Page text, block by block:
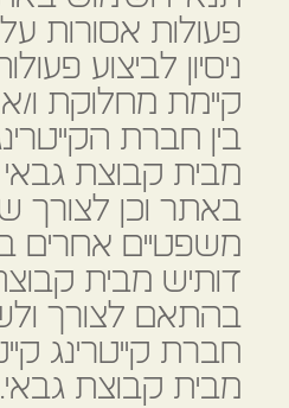
פעולות אסורות
ניסיון לביצוע
קיימת מחלוקת ו/
בין חברת
מבית קבוצת
באתר וכן לצורך
משפטיים אחרים
דותיש מבית
בהתאם לצורך
חברת קייטרינג
מבית קבוצת גבאי.